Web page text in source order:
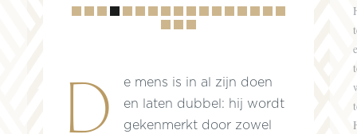
Hoofdstuk
1 2 3 4 5 6 7 8 9 10 11 12 13 14 15
17 18
De mens is in al zijn doen
en laten dubbel: hij wordt
gekenmerkt door zowel